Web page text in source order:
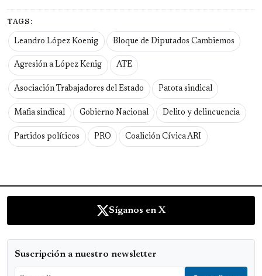
TAGS:
Leandro López Koenig Bloque de Diputados Cambiemos
Agresión a López Kenig ATE
Asociación Trabajadores del Estado Patota sindical
Mafia sindical Gobierno Nacional Delito y delincuencia
Partidos políticos PRO Coalición Cívica ARI
Síganos en X
Suscripción a nuestro newsletter